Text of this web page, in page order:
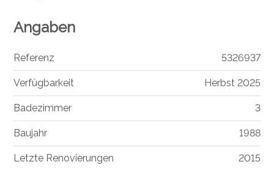
Angaben
Referenz 5326937
Verfügbarkeit Herbst 2025
Badezimmer 3
Baujahr 1988
Letzte Renovierungen 2015